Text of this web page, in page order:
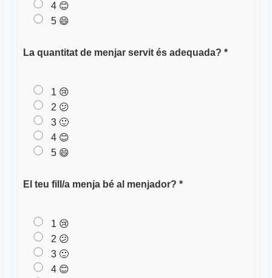
4 😊
5 😄
La quantitat de menjar servit és adequada? *
1 😢
2 😕
3 🙂
4 😊
5 😄
El teu fill/a menja bé al menjador? *
1 😢
2 😕
3 🙂
4 😊